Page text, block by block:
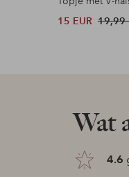
15 EUR 19,99
Wat
4.6